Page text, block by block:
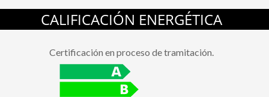
CALIFICACIÓN ENERGÉTICA
Certificación en proceso de tramitación.